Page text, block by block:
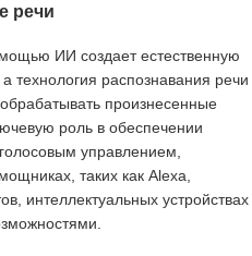
речи
ИИ создает естественную
технология распознавания речи
произнесенные
роль в обеспечении
управлением,
таких как Alexa,
интеллектуальных устройствах